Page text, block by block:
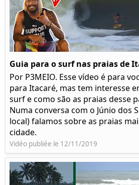
Guia para o surf nas praias de
Por P3MEIO. Esse vídeo é para
para Itacaré, mas tem interesse
surf e como são as praias desse
Numa conversa com o Júnio dos
local) falamos sobre as praias
cidade.
Vidéo publiée le 12/11/2019